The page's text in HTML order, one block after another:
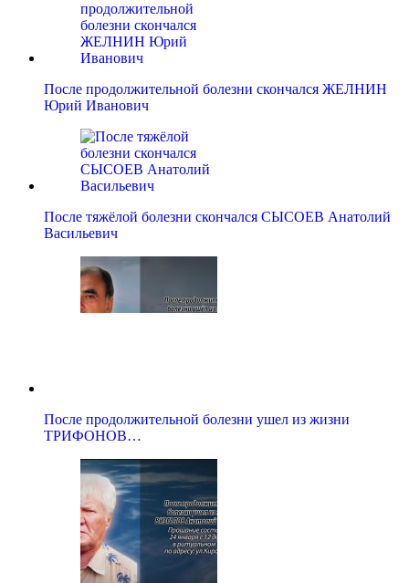
После продолжительной болезни скончался ЖЕЛНИН
Юрий Иванович
После тяжёлой болезни скончался СЫСОЕВ Анатолий
Васильевич
После продолжительной болезни ушел из жизни
ТРИФОНОВ…